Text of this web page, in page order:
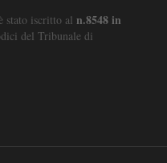
stato iscritto al n.8548 in
del Tribunale di